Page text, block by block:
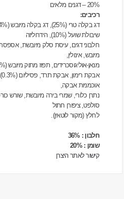
20% – דגנים מלאים
רכיבים:
שיבולת שועל (10%), הידרוליזה
חלבוני דגים, עיסת סלק מיובשת, אספסת
מיובש, אינולין,
מנאן-אוליגוסכרידים, תפוז מתוק מיובש (0.5%), תפוחים מיובשים,
אוכמניות אבקה,
סולפט, ציפורן חתול
לחלץ (מקור לוטאין).
חלבון : 36%
שומן : 20%
קישור לאתר היצרן